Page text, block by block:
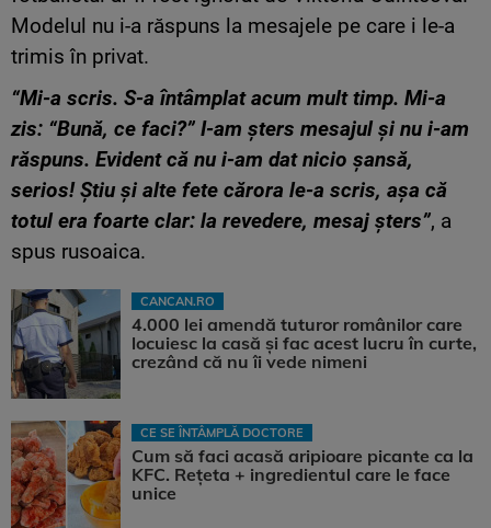
Modelul nu i-a răspuns la mesajele pe care i le-a
trimis în privat.
“Mi-a scris. S-a întâmplat acum mult timp. Mi-a
zis: “Bună, ce faci?” I-am șters mesajul și nu i-am
răspuns. Evident că nu i-am dat nicio șansă,
serios! Știu și alte fete cărora le-a scris, așa că
totul era foarte clar: la revedere, mesaj șters”, a
spus rusoaica.
CANCAN.RO
4.000 lei amendă tuturor românilor care
locuiesc la casă și fac acest lucru în curte,
crezând că nu îi vede nimeni
CE SE ÎNTÂMPLĂ DOCTORE
Cum să faci acasă aripioare picante ca la
KFC. Rețeta + ingredientul care le face
unice